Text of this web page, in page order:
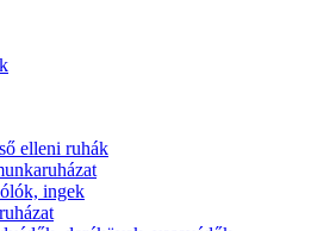
elleni ruhák
ingek